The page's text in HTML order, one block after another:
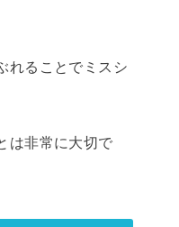
れることでミスシ
は非常に大切で